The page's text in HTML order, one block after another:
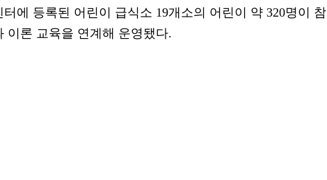
에 등록된 어린이 급식소 19개소의 어린이 약 320명이 참
이론 교육을 연계해 운영됐다.